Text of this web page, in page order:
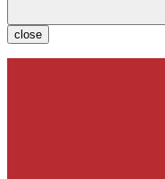
close